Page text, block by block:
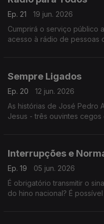
Ep. 21
19 jun. 2026
Cumprirá o serviço público
acesso à rádio de pessoas
Sempre Ligados
Ep. 20
12 jun. 2026
As histórias de José Pedro
Jesus - três ouvintes
Interrupções e
Ep. 19
05 jun. 2026
É obrigatório transmitir o
do hino nacional? É